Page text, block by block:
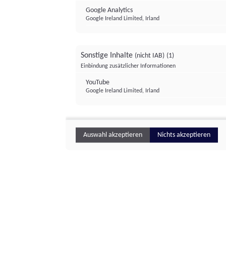
Google Analytics
Google Ireland Limited, Irland
Sonstige Inhalte (nicht IAB) (1)
Einbindung zusätzlicher Informationen
YouTube
Google Ireland Limited, Irland
Auswahl akzeptieren Nichts akzeptieren